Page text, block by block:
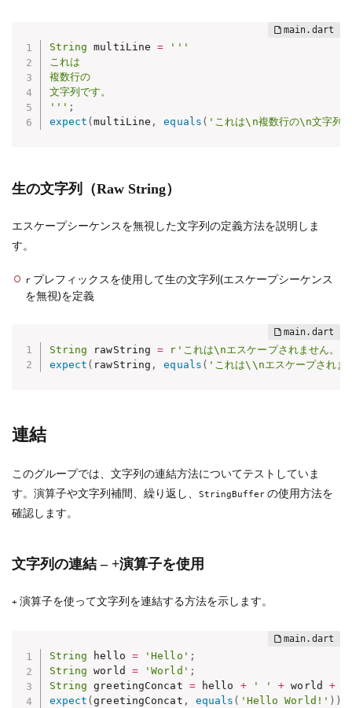
String multiLine =
'''
これは
複数行の
文字列です。
''' ;
expect (multiLine , equals ( 'これは\n複数行の\n文字列
生の文字列（Raw String）
エスケープシーケンスを無視した文字列の定義方法を説明しま
す。
r プレフィックスを使用して生の文字列(エスケープシーケンス
を無視)を定義
String rawString = r'これは\nエスケープされません。'
expect ( rawString , equals ( 'これは\\nエスケープされま
連結
このグループでは、文字列の連結方法についてテストしていま
す。演算子や文字列補間、繰り返し、
StringBuffer の使用方法を
確認します。
文字列の連結 – +演算子を使用
+ 演算子を使って文字列を連結する方法を示します。
String hello = 'Hello' ;
String world = 'World' ;
String greetingConcat = hello + ' ' + world +
expect (greetingConcat , equals ( 'Hello World!' ) )